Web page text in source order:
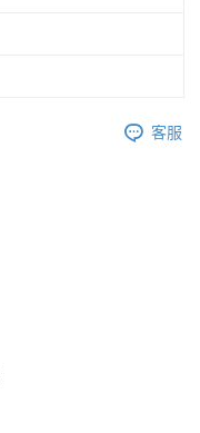
客服